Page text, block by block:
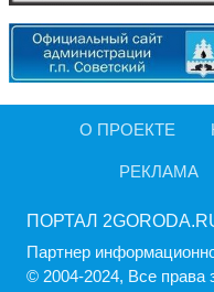
О ПРОЕКТЕ
РЕКЛАМА
ПОРТАЛ
Партнер
© 2004-2024, Все